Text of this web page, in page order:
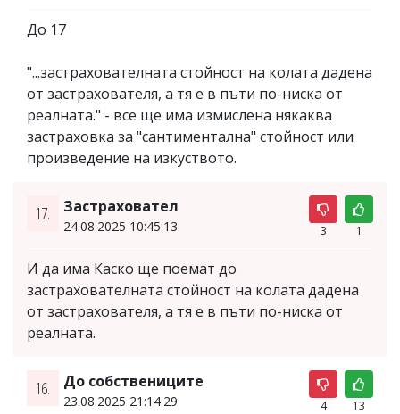
До 17
"...застрахователната стойност на колата дадена
от застрахователя, а тя е в пъти по-ниска от
реалната." - все ще има измислена някаква
застраховка за "сантиментална" стойност или
произведение на изкуството.
17. Застраховател
24.08.2025 10:45:13 3 1
И да има Каско ще поемат до
застрахователната стойност на колата дадена
от застрахователя, а тя е в пъти по-ниска от
реалната.
16. До собствениците
23.08.2025 21:14:29 4 13